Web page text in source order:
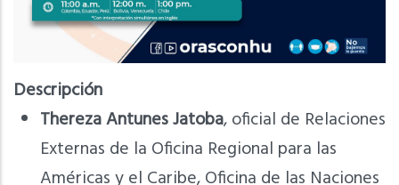
Descripción
Thereza Antunes Jatoba, oficial de Relaciones
Externas de la Oficina Regional para las
Américas y el Caribe, Oficina de las Naciones